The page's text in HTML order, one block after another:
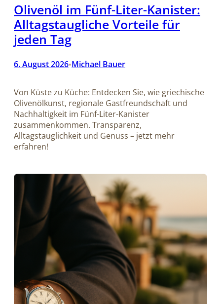
Olivenöl im Fünf-Liter-Kanister:
Alltagstaugliche Vorteile für
jeden Tag
6. August 2026•Michael Bauer
Von Küste zu Küche: Entdecken Sie, wie griechische
Olivenölkunst, regionale Gastfreundschaft und
Nachhaltigkeit im Fünf-Liter-Kanister
zusammenkommen. Transparenz,
Alltagstauglichkeit und Genuss – jetzt mehr
erfahren!